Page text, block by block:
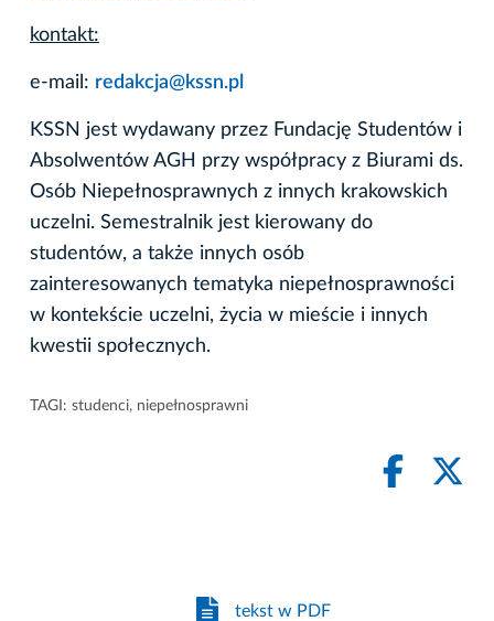
kontakt:
e-mail: redakcja@kssn.pl
KSSN jest wydawany przez Fundację Studentów i
Absolwentów AGH przy współpracy z Biurami ds.
Osób Niepełnosprawnych z innych krakowskich
uczelni. Semestralnik jest kierowany do
studentów, a także innych osób
zainteresowanych tematyka niepełnosprawności
w kontekście uczelni, życia w mieście i innych
kwestii społecznych.
TAGI: studenci, niepełnosprawni
tekst w PDF